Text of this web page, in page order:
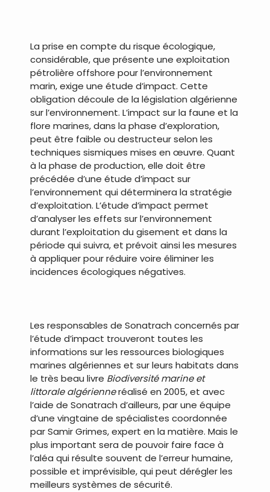
La prise en compte du risque écologique,
considérable, que présente une exploitation
pétrolière offshore pour l’environnement
marin, exige une étude d’impact. Cette
obligation découle de la législation algérienne
sur l’environnement. L’impact sur la faune et la
flore marines, dans la phase d’exploration,
peut être faible ou destructeur selon les
techniques sismiques mises en œuvre. Quant
à la phase de production, elle doit être
précédée d’une étude d’impact sur
l’environnement qui déterminera la stratégie
d’exploitation. L’étude d’impact permet
d’analyser les effets sur l’environnement
durant l’exploitation du gisement et dans la
période qui suivra, et prévoit ainsi les mesures
à appliquer pour réduire voire éliminer les
incidences écologiques négatives.
Les responsables de Sonatrach concernés par
l’étude d’impact trouveront toutes les
informations sur les ressources biologiques
marines algériennes et sur leurs habitats dans
le très beau livre Biodiversité marine et
littorale algérienneréalisé en 2005, et avec
l’aide de Sonatrach d’ailleurs, par une équipe
d’une vingtaine de spécialistes coordonnée
par Samir Grimes, expert en la matière. Mais le
plus important sera de pouvoir faire face à
l’aléa qui résulte souvent de l’erreur humaine,
possible et imprévisible, qui peut dérégler les
meilleurs systèmes de sécurité.